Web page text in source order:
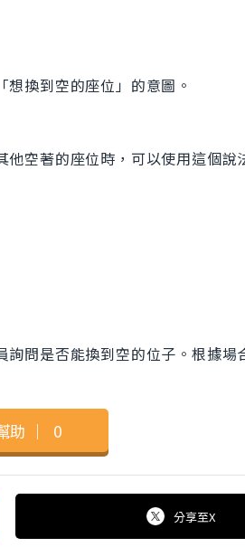
換到空的座位」的意圖。
他空著的座位時，可以使用這個說
問是否能換到空的位子。根據場
助 ｜ 0
分享至X